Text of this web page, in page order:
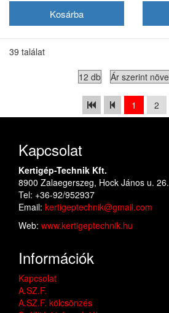
39 találat
1 2
Kapcsolat
Kertigép-Technik Kft.
8900 Zalaegerszeg, Hock János u. 26.
Tel: +36-92/952937
Email: kertigeptechnik@gmail.com
Web: www.kertigeptechnik.hu
Információk
Kapcsolat
A.SZ.F.
A.SZ.F. kölcsönzés